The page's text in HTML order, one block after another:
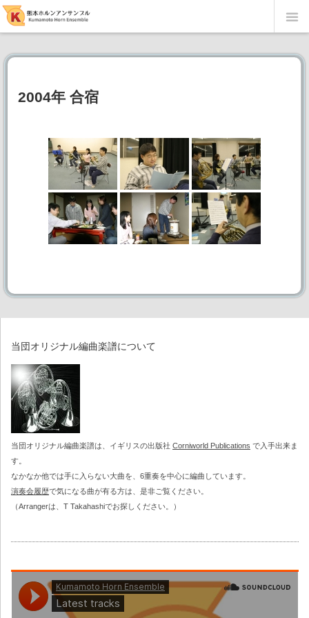
2004年 合宿
当団オリジナル編曲楽譜について
当団オリジナル編曲楽譜は、イギリスの出版社 Corniworld Publications で入手出来ま
す。
なかなか他では手に入らない大曲を、6重奏を中心に編曲しています。
演奏会履歴で気になる曲が有る方は、是非ご覧ください。
（Arrangerは、T Takahashiでお探しください。）
当団オリジナル編曲楽譜
English page
リンク集
第51回定期演奏会
第41回～第50回記念定期演奏会
第50回記念定期演奏会
第49回定期演奏会
第47回定期演奏会
第44回定期演奏会